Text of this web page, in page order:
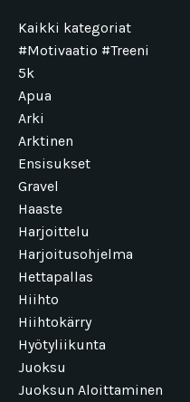
Kaikki kategoriat
#motivaatio #treeni
5k
Apua
Arki
Arktinen
Ensisukset
Gravel
Haaste
Harjoittelu
Harjoitusohjelma
Hettapallas
Hiihto
Hiihtokärry
Hyötyliikunta
Juoksu
Juoksun Aloittaminen